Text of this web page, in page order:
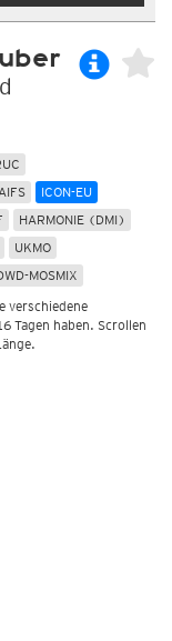
ICON-EU
HARMONIE (DMI)
UKMO
MOSMIX
verschiedene
Tagen haben. Scrollen